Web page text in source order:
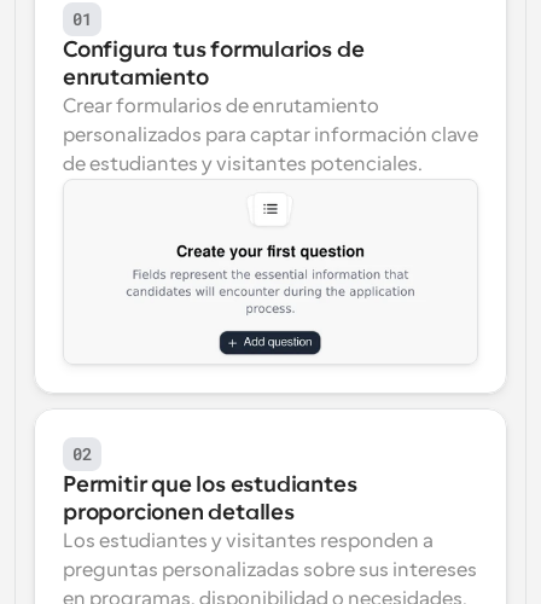
Webhooks
Recibe notificaciones cuando ocurra algo
01
Configura tus formularios de
enrutamiento
Crear formularios de enrutamiento
personalizados para captar información clave
de estudiantes y visitantes potenciales.
02
Permitir que los estudiantes
proporcionen detalles
Los estudiantes y visitantes responden a
preguntas personalizadas sobre sus intereses
en programas, disponibilidad o necesidades.